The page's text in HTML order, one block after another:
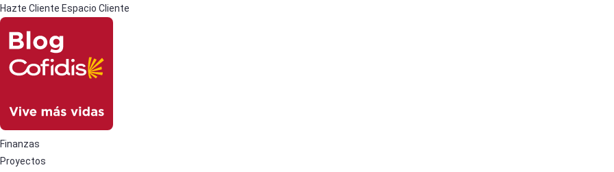
Hazte Cliente Espacio Cliente
Finanzas
Proyectos